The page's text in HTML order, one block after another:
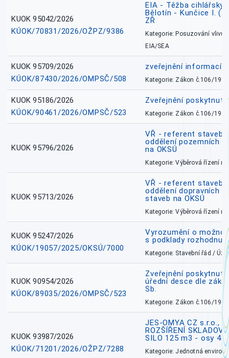
KUOK 95042/2026
KÚOK/70831/2026/OŽPZ/9386
EIA - Těžba
Bělotín - Kunčice I.
ZŘ
Kategorie: Posuzování vlivů
EIA/SEA
KUOK 95709/2026
KÚOK/87430/2026/OMPSČ/508
zveřejnění informací
Kategorie: Zákon č.106/1999
KUOK 95186/2026
KÚOK/90461/2026/OMPSČ/523
Zveřejnění
Kategorie: Zákon č.106/1999
KUOK 95796/2026
VŘ - referent
oddělení pozemních
na OKSÚ
Kategorie: Výběrová řízení
KUOK 95713/2026
VŘ - referent
oddělení dopravních
staveb na OKSÚ
Kategorie: Výběrová řízení
KUOK 95247/2026
KÚOK/19057/2025/OKSÚ/7000
Vyrozumění o
s podklady rozhodnutí
Kategorie: Stavební řád /
KUOK 90954/2026
KÚOK/89035/2026/OMPSČ/523
Zveřejnění
úřední desce dle
Sb.
Kategorie: Zákon č.106/1999
KUOK 93987/2026
KÚOK/71201/2026/OŽPZ/7288
JES-OMYA CZ s.r.o.,
ROZŠÍŘENÍ
SILO 125 m3 - osy
Kategorie: Jednotná